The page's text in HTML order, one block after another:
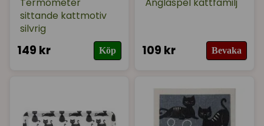
sittande kattmotiv
silvrig
149 kr Köp 109 kr Bevaka